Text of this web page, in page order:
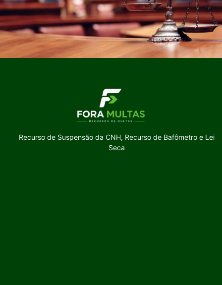
Recurso de Suspensão da CNH, Recurso de Bafômetro e Lei
Seca